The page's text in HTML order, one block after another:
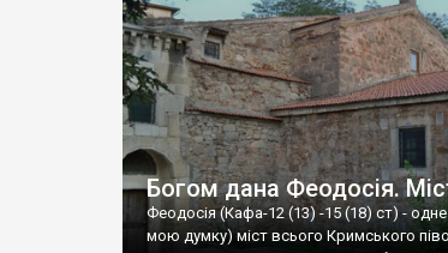
Богом дана Феодосія.
Феодосія (Кафа-12 (13) -15 (18) ст) - одне
мою думку) міст всього Кримського